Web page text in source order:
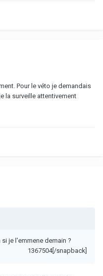
Pour le véto je demandais
la surveille attentivement
je l'emmene demain ?
1367504[/snapback]